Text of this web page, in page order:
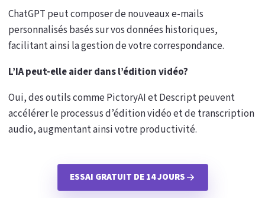
ChatGPT peut composer de nouveaux e-mails
personnalisés basés sur vos données historiques,
facilitant ainsi la gestion de votre correspondance.
L’IA peut-elle aider dans l’édition vidéo?
Oui, des outils comme PictoryAI et Descript peuvent
accélérer le processus d’édition vidéo et de transcription
audio, augmentant ainsi votre productivité.
ESSAI GRATUIT DE 14 JOURS